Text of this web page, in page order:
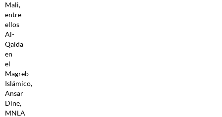
Mali,
entre
ellos
Al-
Qaida
en
el
Magreb
Islámico,
Ansar
Dine,
MNLA